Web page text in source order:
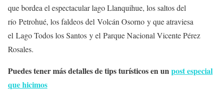
que bordea el espectacular lago Llanquihue, los saltos del
río Petrohué, los faldeos del Volcán Osorno y que atraviesa
el Lago Todos los Santos y el Parque Nacional Vicente Pérez
Rosales.
Puedes tener más detalles de tips turísticos en unpost especial
que hicimos